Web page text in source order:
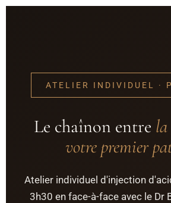
ATELIER INDIVIDUEL ·
Le chaînon entre
votre premier
Atelier individuel d'injection
3h30 en face-à-face avec le Dr